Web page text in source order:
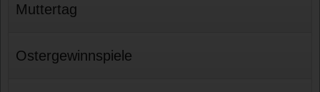
Muttertag
Ostergewinnspiele